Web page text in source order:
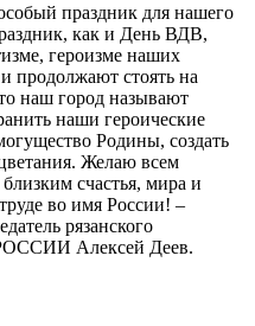
праздник для нашего
как и День ВДВ,
героизме наших
продолжают стоять на
наш город называют
наши героические
Родины, создать
Желаю всем
счастья, мира и
во имя России! –
рязанского
Алексей Деев.